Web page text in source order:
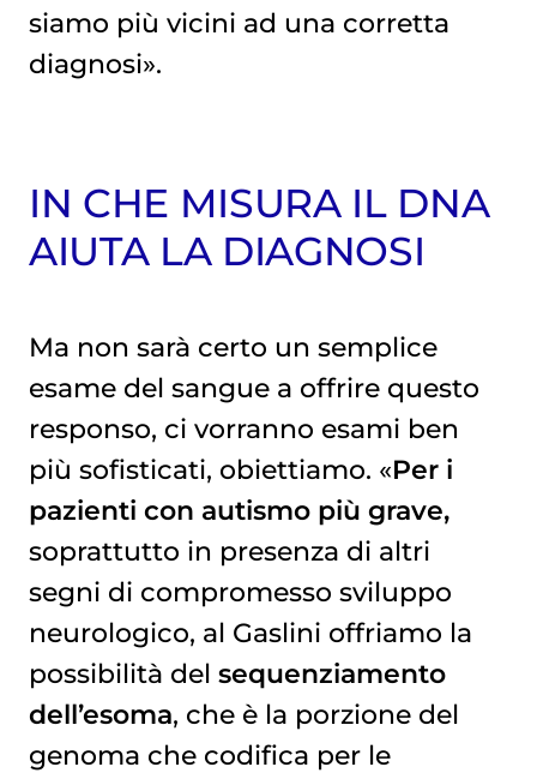
siamo più vicini ad una corretta
diagnosi».
IN CHE MISURA IL DNA
AIUTA LA DIAGNOSI
Ma non sarà certo un semplice
esame del sangue a offrire questo
responso, ci vorranno esami ben
più sofisticati, obiettiamo. «Per i
pazienti con autismo più grave,
soprattutto in presenza di altri
segni di compromesso sviluppo
neurologico, al Gaslini offriamo la
possibilità del sequenziamento
dell’esoma, che è la porzione del
genoma che codifica per le